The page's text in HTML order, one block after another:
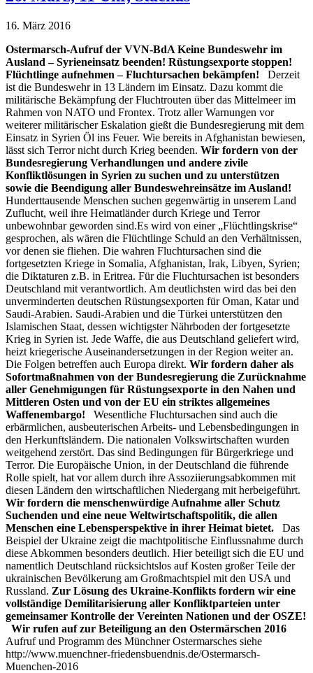
16. März 2016
Ostermarsch-Aufruf der VVN-BdA Keine Bundeswehr im
Ausland – Syrieneinsatz beenden! Rüstungsexporte stoppen!
Flüchtlinge aufnehmen – Fluchtursachen bekämpfen!
Derzeit
ist die Bundeswehr in 13 Ländern im Einsatz. Dazu kommt die
militärische Bekämpfung der Fluchtrouten über das Mittelmeer im
Rahmen von NATO und Frontex. Trotz aller Warnungen vor
weiterer militärischer Eskalation gießt die Bundesregierung mit dem
Einsatz in Syrien Öl ins Feuer. Wie bereits in Afghanistan bewiesen,
lässt sich Terror nicht durch Krieg beenden. Wir fordern von der
Bundesregierung Verhandlungen und andere zivile
Konfliktlösungen in Syrien zu suchen und zu unterstützen
sowie die Beendigung aller Bundeswehreinsätze im Ausland!
Hunderttausende Menschen suchen gegenwärtig in unserem Land
Zuflucht, weil ihre Heimatländer durch Kriege und Terror
unbewohnbar geworden sind.Es wird von einer „Flüchtlingskrise“
gesprochen, als wären die Flüchtlinge Schuld an den Verhältnissen,
vor denen sie fliehen. Die wahren Fluchtursachen sind die
fortgesetzten Kriege in Somalia, Afghanistan, Irak, Libyen, Syrien;
die Diktaturen z.B. in Eritrea. Für die Fluchtursachen ist besonders
Deutschland mit verantwortlich. Am deutlichsten wird das bei den
unverminderten deutschen Rüstungsexporten für Oman, Katar und
Saudi-Arabien. Saudi-Arabien und die Türkei unterstützen den
Islamischen Staat, dessen wichtigster Nährboden der fortgesetzte
Krieg in Syrien ist. Jede Waffe, die aus Deutschland geliefert wird,
heizt kriegerische Auseinandersetzungen in der Region weiter an.
Die Folgen betreffen auch Europa direkt. Wir fordern daher als
Sofortmaßnahmen von der Bundesregierung die Zurücknahme
aller Genehmigungen für Rüstungsexporte in den Nahen und
Mittleren Osten und von der EU ein striktes allgemeines
Waffenembargo!
Wesentliche Fluchtursachen sind auch die
erbärmlichen, ausbeuterischen Arbeits- und Lebensbedingungen in
den Herkunftsländern. Die nationalen Volkswirtschaften wurden
weitgehend zerstört. Das sind Bedingungen für Bürgerkriege und
Terror. Die Europäische Union, in der Deutschland die führende
Rolle spielt, hat vor allem durch ihre Assoziierungsabkommen mit
diesen Ländern den wirtschaftlichen Niedergang mit herbeigeführt.
Wir fordern die menschenwürdige Aufnahme aller Schutz
Suchenden und eine neue Weltwirtschaftspolitik, die allen
Menschen eine Lebensperspektive in ihrer Heimat bietet.
Das
Beispiel der Ukraine zeigt die machtpolitische Einflussnahme durch
diese Abkommen besonders deutlich. Hier beteiligt sich die EU und
namentlich Deutschland rücksichtslos auf Kosten großer Teile der
ukrainischen Bevölkerung am Großmachtspiel mit den USA und
Russland. Zur Lösung des Ukraine-Konflikts fordern wir eine
vollständige Demilitarisierung aller Konfliktparteien unter
gemeinsamer Kontrolle der Vereinten Nationen und der OSZE!
Wir rufen auf zur Beteiligung an den Ostermärschen 2016
Aufruf und Programm des Münchner Ostermarsches siehe
http://www.muenchner-friedensbuendnis.de/Ostermarsch-
Muenchen-2016